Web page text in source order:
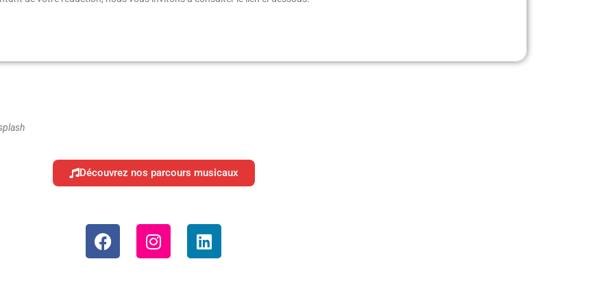
Découvrez nos parcours musicaux